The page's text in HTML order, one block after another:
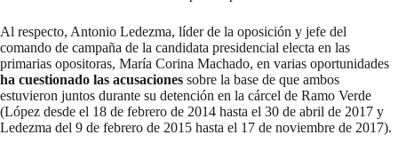
Al respecto, Antonio Ledezma, líder de la oposición y jefe del
comando de campaña de la candidata presidencial electa en las
primarias opositoras, María Corina Machado, en varias oportunidades
ha cuestionado las acusaciones sobre la base de que ambos
estuvieron juntos durante su detención en la cárcel de Ramo Verde
(López desde el 18 de febrero de 2014 hasta el 30 de abril de 2017 y
Ledezma del 9 de febrero de 2015 hasta el 17 de noviembre de 2017).